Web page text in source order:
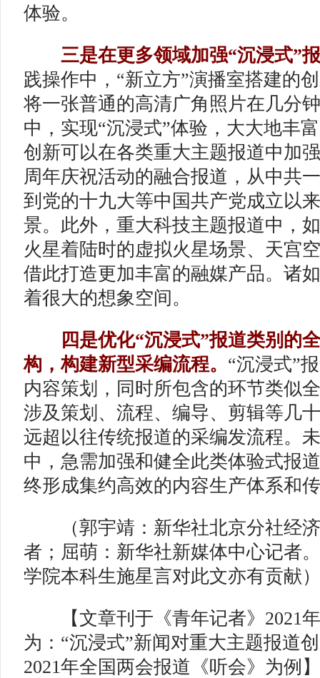
体验。
三是在更多领域加强“沉浸式”
践操作中，“新立方”演播室搭建的
将一张普通的高清广角照片在几分
中，实现“沉浸式”体验，大大地丰
创新可以在各类重大主题报道中加
周年庆祝活动的融合报道，从中共
到党的十九大等中国共产党成立以
景。此外，重大科技主题报道中，
火星着陆时的虚拟火星场景、天宫
借此打造更加丰富的融媒产品。诸
着很大的想象空间。
四是优化“沉浸式”报道类别的
构，构建新型采编流程。 “沉浸式”
内容策划，同时所包含的环节类似
涉及策划、流程、编导、剪辑等几
远超以往传统报道的采编发流程。
中，急需加强和健全此类体验式报
终形成集约高效的内容生产体系和
（郭宇靖：新华社北京分社经济
者；屈萌：新华社新媒体中心记者
学院本科生施星言对此文亦有贡献）
【文章刊于《青年记者》2021年
为：“沉浸式”新闻对重大主题报
2021年全国两会报道《听会》为例】